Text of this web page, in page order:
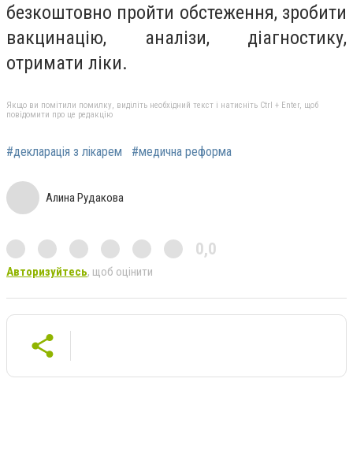
безкоштовно пройти обстеження, зробити
вакцинацію, аналізи, діагностику,
отримати ліки.
Якщо ви помітили помилку, виділіть необхідний текст і натисніть Ctrl + Enter, щоб
повідомити про це редакцію
#декларація з лікарем #медична реформа
Алина Рудакова
0,0
Авторизуйтесь, щоб оцінити